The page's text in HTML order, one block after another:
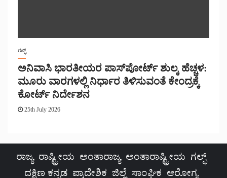
ಗಲ್ಫ್
ಅನಿವಾಸಿ ಭಾರತೀಯರ ಪಾಸ್‌ಪೋರ್ಟ್ ಶುಲ್ಕ ಹೆಚ್ಚಳ:
ಮೂರು ವಾರಗಳಲ್ಲಿ ನಿರ್ಧಾರ ತಿಳಿಸುವಂತೆ ಕೇಂದ್ರಕ್ಕೆ
ಕೋರ್ಟ್ ನಿರ್ದೇಶನ
25th July 2026
ರಾಜ್ಯ ರಾಷ್ಟ್ರೀಯ ಅಂತಾರಾಜ್ಯ ಅಂತಾರಾಷ್ಟ್ರೀಯ ಗಲ್ಫ್
ದಕ್ಷಿಣ ಕನ್ನಡ ಪ್ರಾದೇಶಿಕ ಜಿಲ್ಲೆ ಸಾಂಘಿಕ ಆರೋಗ್ಯ